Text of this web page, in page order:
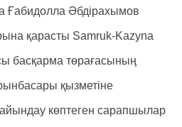
Ғабидолла Әбдірахымов
қарасты Samruk-Kazyna
басқарма төрағасының
қызметіне
көптеген сарапшылар